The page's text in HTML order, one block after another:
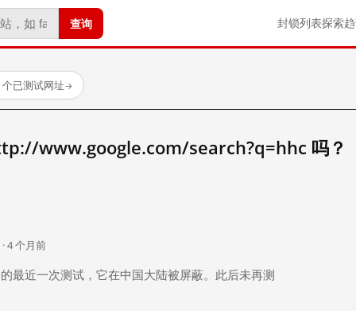
查询 封锁列表探索
个已测试网址→
www.google.com/search?q=hhc 吗？
4 个月前
最近一次测试，它在中国大陆被屏蔽。此后未再测